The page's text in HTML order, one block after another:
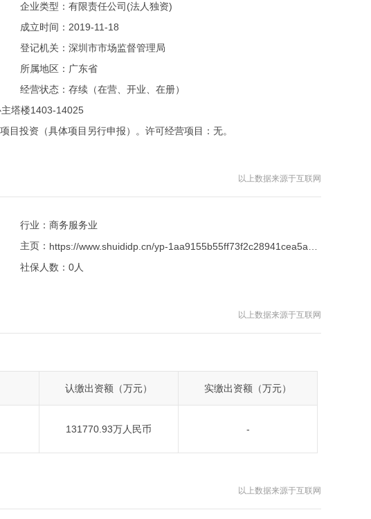
企业类型： 有限责任公司(法人独资)
成立时间： 2019-11-18
登记机关： 深圳市市场监督管理局
所属地区： 广东省
经营状态： 存续（在营、开业、在册）
塔楼1403-14025
投资（具体项目另行申报）。许可经营项目：无。
以上数据来源于互联网
行业： 商务服务业
主页：
https://www.shuididp.cn/yp-1aa9155b55ff73f2c28941cea5a2bc01.html
社保人数： 0人
以上数据来源于互联网
认缴出资额（万元） 实缴出资额（万元）
131770.93万人民币 -
以上数据来源于互联网